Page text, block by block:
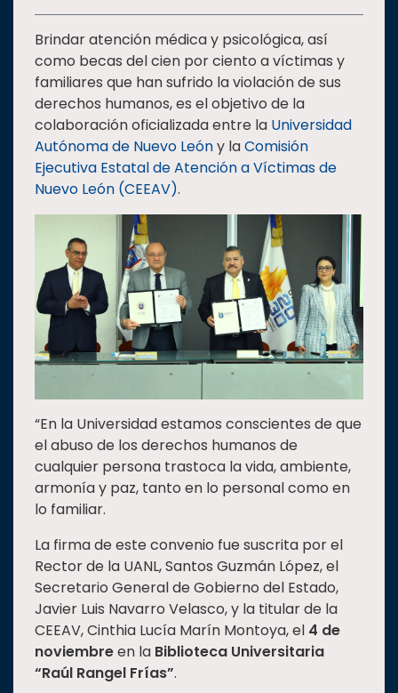
TEMAS
Oferta
educativa
Estudiantes
Rectoría
Investigación
Internacionalización
Responsabilidad
social
Vinculación
Historia
Universiada
Brindar atención médica y psicológica, así
como becas del cien por ciento a víctimas y
familiares que han sufrido la violación de sus
derechos humanos, es el objetivo de la
colaboración oficializada entre la Universidad
Autónoma de Nuevo Leóny laComisión
Ejecutiva Estatal de Atención a Víctimas de
Nuevo León (CEEAV).
“En la Universidad estamos conscientes de que
el abuso de los derechos humanos de
cualquier persona trastoca la vida, ambiente,
armonía y paz, tanto en lo personal como en
lo familiar.
La firma de este convenio fue suscrita por el
Rector de la UANL, Santos Guzmán López, el
Secretario General de Gobierno del Estado,
Javier Luis Navarro Velasco, y la titular de la
CEEAV, Cinthia Lucía Marín Montoya, el 4 de
noviembreen la Biblioteca Universitaria
“Raúl Rangel Frías”.